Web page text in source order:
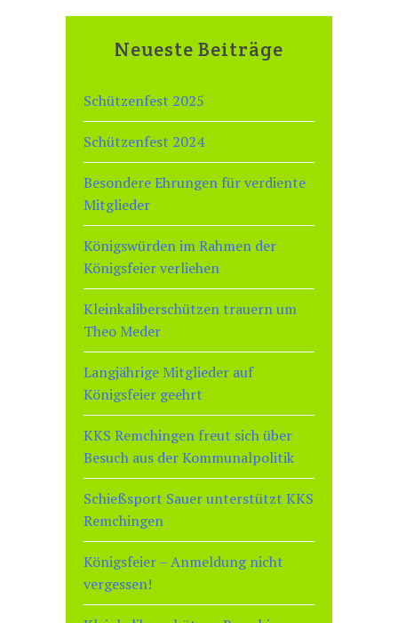
w
Neueste Beiträge
Schützenfest 2025
Schützenfest 2024
Besondere Ehrungen für verdiente
Mitglieder
Königswürden im Rahmen der
Königsfeier verliehen
Kleinkaliberschützen trauern um
Theo Meder
Langjährige Mitglieder auf
Königsfeier geehrt
KKS Remchingen freut sich über
Besuch aus der Kommunalpolitik
Schießsport Sauer unterstützt KKS
Remchingen
Königsfeier – Anmeldung nicht
vergessen!